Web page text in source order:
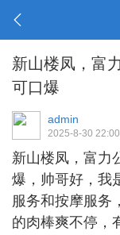
新山楼凤，富
可口爆
admin
2025-8-30
新山楼凤 ，富
爆，帅哥好，我
服务和按摩服务
的肉棒爽不停，